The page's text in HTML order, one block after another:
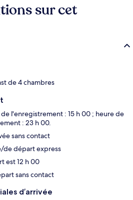
sur cet
de 4 chambres
l'enregistrement : 15 h 00 ; heure de
: 23 h 00.
sans contact
de départ express
est 12 h 00
sans contact
d’arrivée